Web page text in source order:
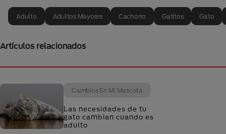
Adulto Adultos Mayores Cachorro Gatitos Gato
Artículos relacionados
Cambios En Mi Mascota
Las necesidades de tu
gato cambian cuando es
adulto